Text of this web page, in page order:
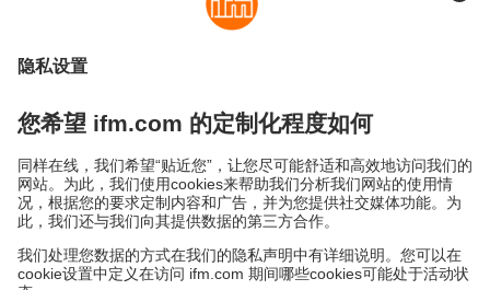
PDF 下载 (0.26 MB)
永續發展
隱私保護